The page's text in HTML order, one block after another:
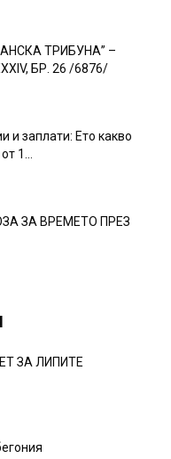
ТРИБУНА” –
БР. 26 /6876/
и заплати: Ето какво
1...
ЗА ВРЕМЕТО ПРЕЗ
ЗА ЛИПИТЕ